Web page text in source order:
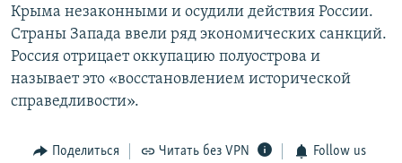
Крыма незаконными и осудили действия России.
Страны Запада ввели ряд экономических санкций.
Россия отрицает оккупацию полуострова и
называет это «восстановлением исторической
справедливости».
Поделиться Читать без VPN Follow us